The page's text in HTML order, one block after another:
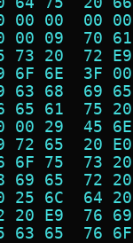
00 00  00
00 09  70
73 20  72
6F 6E  3F
63 68  69
65 61  75
00 29  45
72 65  20
6F 75  73
69 65  72
25 6C  64
20 E9  76
63 65  76